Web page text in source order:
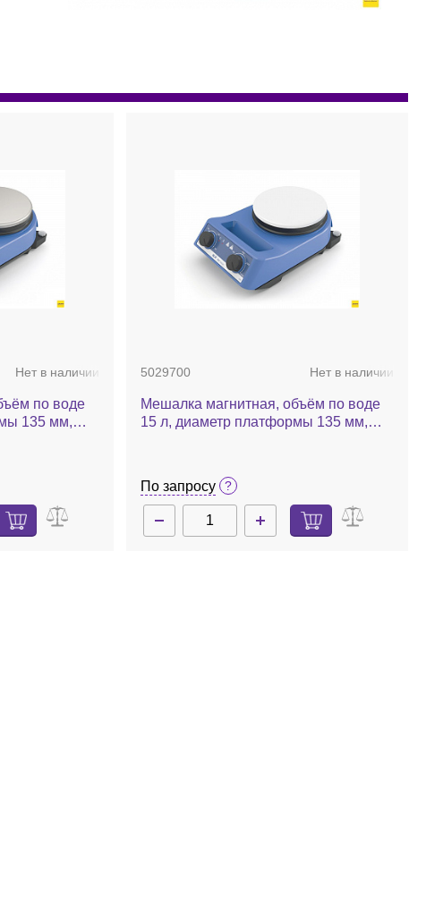
Нет в наличии
по воде
135 мм,
5029700 Нет в наличии
Мешалка магнитная, объём по воде
15 л, диаметр платформы 135 мм,
По запросу